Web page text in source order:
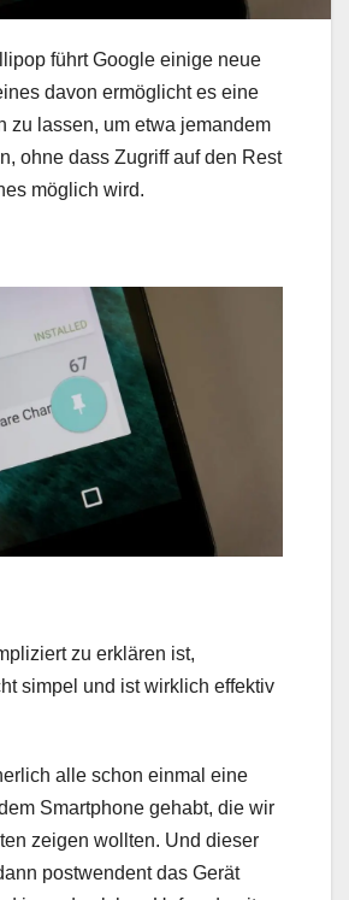
führt Google einige neue
davon ermöglicht es eine
zu lassen, um etwa jemandem
ohne dass Zugriff auf den Rest
möglich wird.
zu erklären ist,
simpel und ist wirklich effektiv
alle schon einmal eine
Smartphone gehabt, die wir
zeigen wollten. Und dieser
postwendent das Gerät